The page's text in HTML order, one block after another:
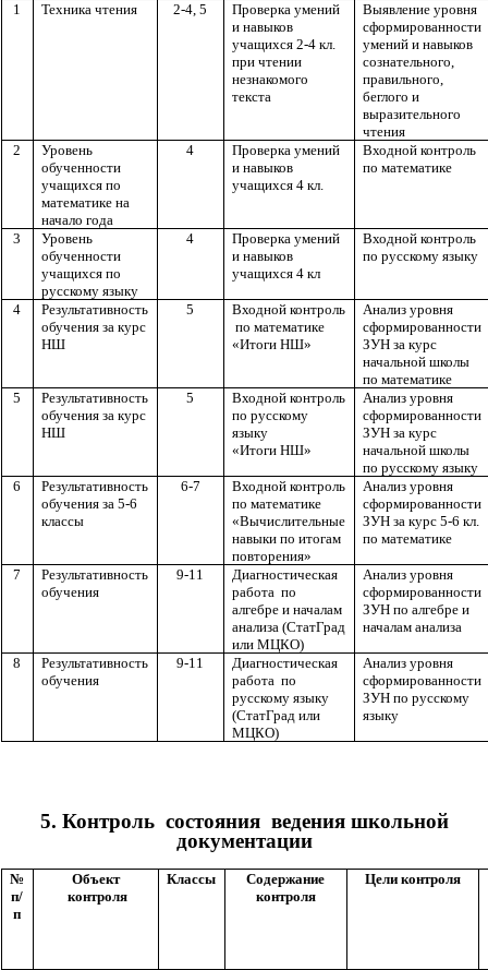
1 Техника чтения 2-4, 5
Проверка умений
и навыков
учащихся 2-4 кл.
при чтении
незнакомого
текста
Выявление уровня
сформированности
умений и навыков
сознательного,
правильного,
беглого и
выразительного
чтения
2
Уровень
обученности
учащихся по
математике на
начало года
4
Проверка умений
и навыков
учащихся 4 кл.
Входной контроль
по математике
3
Уровень
обученности
учащихся по
русскому языку
4
Проверка умений
и навыков
учащихся 4 кл
Входной контроль
по русскому языку
4
Результативность
обучения за курс
НШ
5
Входной контроль
по математике
«Итоги НШ»
Анализ уровня
сформированности
ЗУН за курс
начальной школы
по математике
5
Результативность
обучения за курс
НШ
5
Входной контроль
по русскому
языку
«Итоги НШ»
Анализ уровня
сформированности
ЗУН за курс
начальной школы
по русскому языку
6
Результативность
обучения за 5-6
классы
6-7
Входной контроль
по математике
«Вычислительные
навыки по итогам
повторения»
Анализ уровня
сформированности
ЗУН за курс 5-6 кл.
по математике
7
Результативность
обучения
9-11
Диагностическая
работа по
алгебре и началам
анализа (СтатГрад
или МЦКО)
Анализ уровня
сформированности
ЗУН по алгебре и
началам анализа
8
Результативность
обучения
9-11
Диагностическая
работа по
русскому языку
(СтатГрад или
МЦКО)
Анализ уровня
сформированности
ЗУН по русскому
языку
5. Контроль состояния ведения школьной
документации
№
п/
п
Объект
контроля
Классы
Содержание
контроля
Цели контроля